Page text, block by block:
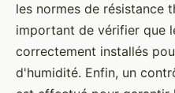
les normes de résistance
important de vérifier que
correctement installés
d'humidité. Enfin, un